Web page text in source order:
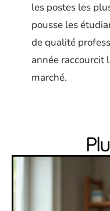
les postes les
pousse les
de qualité
année raccourcit
marché.